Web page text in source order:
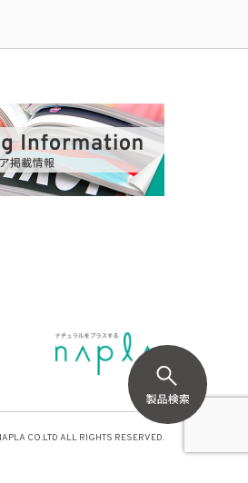
CO.LTD ALL RIGHTS RESERVED.